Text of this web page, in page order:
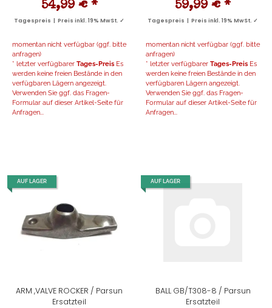
54,99 € *
Tagespreis | Preis inkl. 19% MwSt. ✓
momentan nicht verfügbar (ggf. bitte
anfragen)
* letzter verfügbarer Tages-Preis Es
werden keine freien Bestände in den
verfügbaren Lägern angezeigt.
Verwenden Sie ggf. das Fragen-
Formular auf dieser Artikel-Seite für
Anfragen...
59,99 € *
Tagespreis | Preis inkl. 19% MwSt. ✓
momentan nicht verfügbar (ggf. bitte
anfragen)
* letzter verfügbarer Tages-Preis Es
werden keine freien Bestände in den
verfügbaren Lägern angezeigt.
Verwenden Sie ggf. das Fragen-
Formular auf dieser Artikel-Seite für
Anfragen...
AUF LAGER
ARM ,VALVE ROCKER / Parsun
Ersatzteil
AUF LAGER
BALL GB/T308-8 / Parsun
Ersatzteil